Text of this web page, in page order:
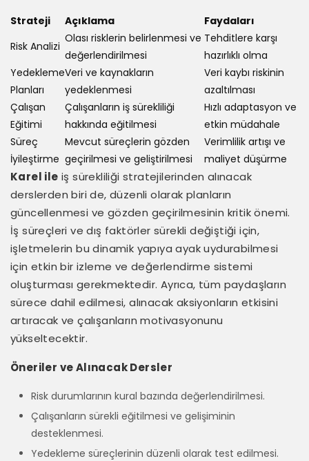
Strateji Açıklama
Faydaları
Risk Analizi
Olası risklerin belirlenmesi ve
değerlendirilmesi
Tehditlere karşı
hazırlıklı olma
Yedekleme
Planları
Veri ve kaynakların
yedeklenmesi
Veri kaybı riskinin
azaltılması
Çalışan
Eğitimi
Çalışanların iş sürekliliği
hakkında eğitilmesi
Hızlı adaptasyon ve
etkin müdahale
Süreç
İyileştirme
Mevcut süreçlerin gözden
geçirilmesi ve geliştirilmesi
Verimlilik artışı ve
maliyet düşürme
Karel ile iş sürekliliği stratejilerinden alınacak
derslerden biri de, düzenli olarak planların
güncellenmesi ve gözden geçirilmesinin kritik önemi.
İş süreçleri ve dış faktörler sürekli değiştiği için,
işletmelerin bu dinamik yapıya ayak uydurabilmesi
için etkin bir izleme ve değerlendirme sistemi
oluşturması gerekmektedir. Ayrıca, tüm paydaşların
sürece dahil edilmesi, alınacak aksiyonların etkisini
artıracak ve çalışanların motivasyonunu
yükseltecektir.
Öneriler ve Alınacak Dersler
Risk durumlarının kural bazında değerlendirilmesi.
Çalışanların sürekli eğitilmesi ve gelişiminin
desteklenmesi.
Yedekleme süreçlerinin düzenli olarak test edilmesi.